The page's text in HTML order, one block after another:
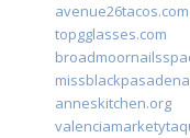
avenue26tacos.com
topgglasses.com
anneskitchen.org